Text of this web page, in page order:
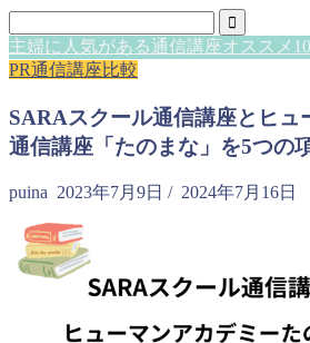
主婦に人気がある通信講座オススメ
PR通信講座比較
SARAスクール通信講座とヒュ
通信講座「たのまな」を5つの
puina 2023年7月9日 / 2024年7月16日